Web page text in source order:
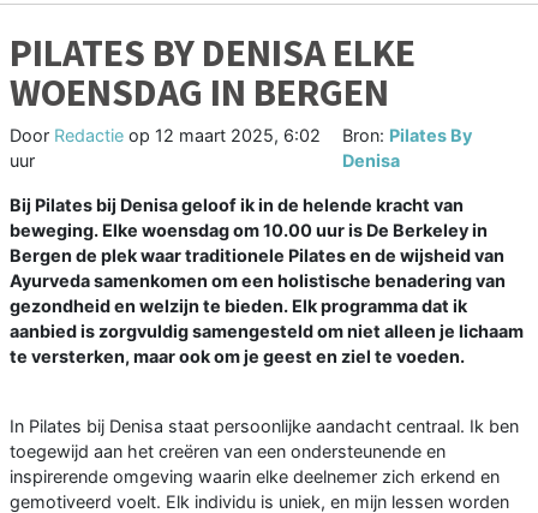
PILATES BY DENISA ELKE
WOENSDAG IN BERGEN
Door Redactie op 12 maart 2025, 6:02
uur
Bron: Pilates By
Denisa
Bij Pilates bij Denisa geloof ik in de helende kracht van
beweging. Elke woensdag om 10.00 uur is De Berkeley in
Bergen de plek waar traditionele Pilates en de wijsheid van
Ayurveda samenkomen om een holistische benadering van
gezondheid en welzijn te bieden. Elk programma dat ik
aanbied is zorgvuldig samengesteld om niet alleen je lichaam
te versterken, maar ook om je geest en ziel te voeden.
In Pilates bij Denisa staat persoonlijke aandacht centraal. Ik ben
toegewijd aan het creëren van een ondersteunende en
inspirerende omgeving waarin elke deelnemer zich erkend en
gemotiveerd voelt. Elk individu is uniek, en mijn lessen worden